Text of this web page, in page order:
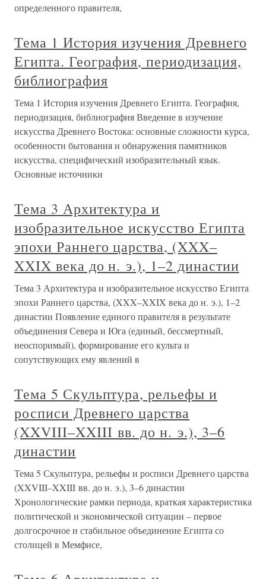
определенного правителя,
Тема 1 История изучения Древнего
Египта. География, периодизация,
библиография
Тема 1 История изучения Древнего Египта. География,
периодизация, библиография Введение в изучение
искусства Древнего Востока: основные сложности курса,
особенности бытования и обнаружения памятников
искусства, специфический изобразительный язык.
Основные источники
Тема 3 Архитектура и
изобразительное искусство Египта
эпохи Раннего царства, (XXX–
XXIX века до н. э.), 1–2 династии
Тема 3 Архитектура и изобразительное искусство Египта
эпохи Раннего царства, (XXX–XXIX века до н. э.), 1–2
династии Появление единого правителя в результате
объединения Севера и Юга (единый, бессмертный,
неоспоримый), формирование его культа и
сопутствующих ему явлений в
Тема 5 Скульптура, рельефы и
росписи Древнего царства
(XXVIII–XXIII вв. до н. э.), 3–6
династии
Тема 5 Скульптура, рельефы и росписи Древнего царства
(XXVIII–XXIII вв. до н. э.), 3–6 династии
Хронологические рамки периода, краткая характеристика
политической и экономической ситуации – первое
долгосрочное и стабильное объединение Египта со
столицей в Мемфисе,